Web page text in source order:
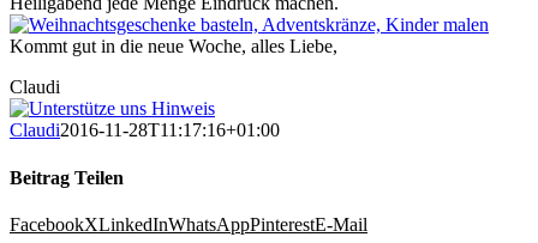
Kommt gut in die neue Woche, alles Liebe,
Claudi
Claudi2016-11-28T11:17:16+01:00
Beitrag Teilen
FacebookXLinkedInWhatsAppPinterestE-Mail